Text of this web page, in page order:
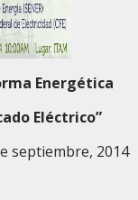
Energética
Eléctrico”
septiembre, 2014